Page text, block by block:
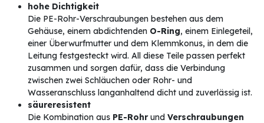
hohe Dichtigkeit
Die PE-Rohr-Verschraubungen bestehen aus dem
Gehäuse, einem abdichtenden O-Ring, einem Einlegeteil,
einer Überwurfmutter und dem Klemmkonus, in dem die
Leitung festgesteckt wird. All diese Teile passen perfekt
zusammen und sorgen dafür, dass die Verbindung
zwischen zwei Schläuchen oder Rohr- und
Wasseranschluss langanhaltend dicht und zuverlässig ist.
säureresistent
Die Kombination aus PE-Rohrund Verschraubungen